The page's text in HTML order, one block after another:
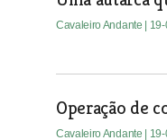
Cavaleiro Andante |
Operação de
Cavaleiro Andante |